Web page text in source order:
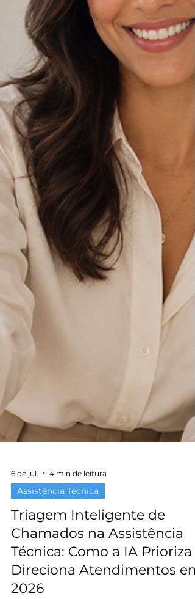
Assistência Técnica
Triagem Inteligente de
Chamados na Assistência
Técnica: Como a IA Prioriza e